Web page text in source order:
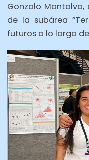
Gonzalo
de la subárea
futuros a lo largo